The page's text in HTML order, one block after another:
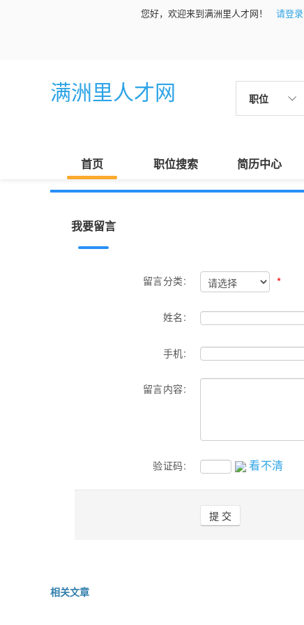
您好，欢迎来到满洲里人才网！
请登录
满洲里人才网 职位
首页 职位搜索 简历中心
我要留言
留言分类: *
姓名:
手机:
留言内容:
验证码: 看不清
相关文章